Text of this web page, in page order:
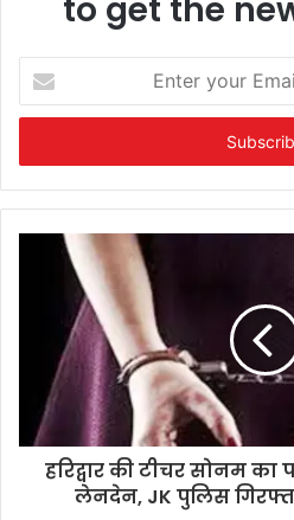
to get the
your
Email
हरिद्वार की टीचर सोनम का
लेनदेन, JK पुलिस